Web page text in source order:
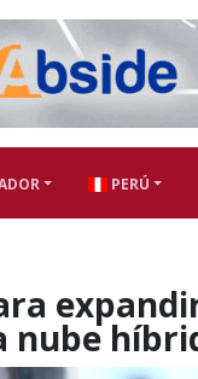
PERÚ
nube